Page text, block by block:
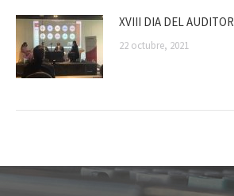
XVIII DIA DEL AUDITOR
22 octubre, 2021